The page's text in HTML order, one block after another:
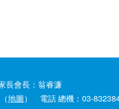
長會長：翁睿濂
地圖） 電話 總機：03-